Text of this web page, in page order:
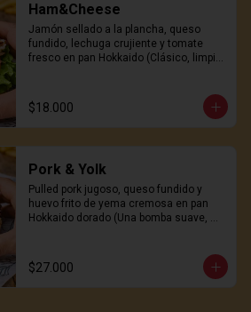
Ham&Cheese
Jamón sellado a la plancha, queso
fundido, lechuga crujiente y tomate
fresco en pan Hokkaido (Clásico, limpio
$18.000
Pork & Yolk
Pulled pork jugoso, queso fundido y
huevo frito de yema cremosa en pan
Hokkaido dorado (Una bomba suave,
$27.000